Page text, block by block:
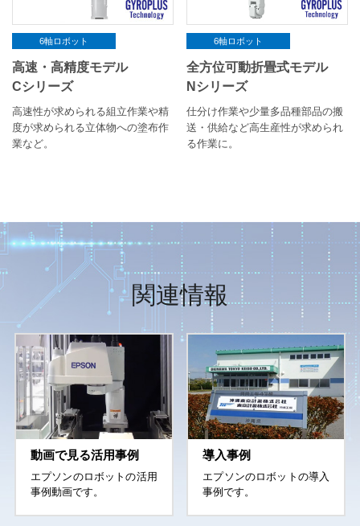
6軸ロボット
高速・高精度モデル
Cシリーズ
高速性が求められる組立作業や精
度が求められる立体物への塗布作
業など。
6軸ロボット
全方位可動折畳式モデル
Nシリーズ
仕分け作業や少量多品種部品の搬
送・供給など高生産性が求められ
る作業に。
関連情報
動画で見る活用事例
エプソンのロボットの活用
事例動画です。
導入事例
エプソンのロボットの導入
事例です。